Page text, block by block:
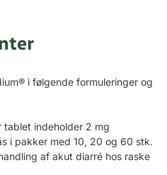
i følgende formuleringer og
tablet indeholder 2 mg
i pakker med 10, 20 og 60 stk.
af akut diarré hos raske